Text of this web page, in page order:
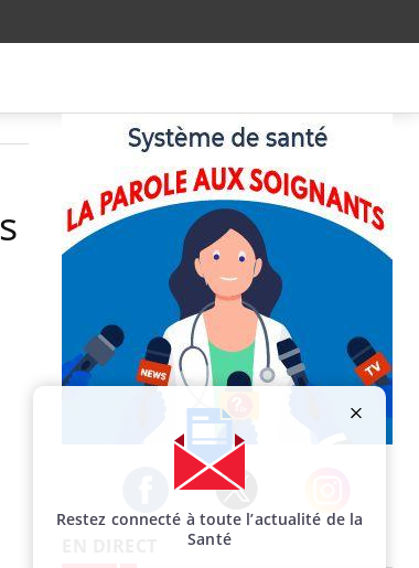
Facebook Twitter Instagram
Restez connecté à toute l’actualité de la
Santé